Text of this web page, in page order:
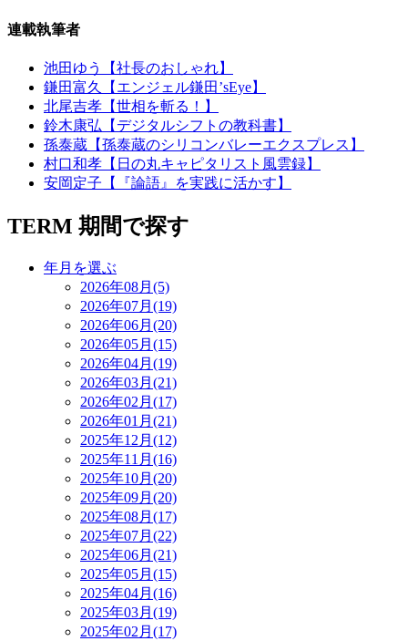
連載執筆者
池田ゆう【社長のおしゃれ】
鎌田富久【エンジェル鎌田’sEye】
北尾吉孝【世相を斬る！】
鈴木康弘【デジタルシフトの教科書】
孫泰蔵【孫泰蔵のシリコンバレーエクスプレス】
村口和孝【日の丸キャピタリスト風雲録】
安岡定子【『論語』を実践に活かす】
TERM 期間で探す
年月を選ぶ
2026年08月(5)
2026年07月(19)
2026年06月(20)
2026年05月(15)
2026年04月(19)
2026年03月(21)
2026年02月(17)
2026年01月(21)
2025年12月(12)
2025年11月(16)
2025年10月(20)
2025年09月(20)
2025年08月(17)
2025年07月(22)
2025年06月(21)
2025年05月(15)
2025年04月(16)
2025年03月(19)
2025年02月(17)